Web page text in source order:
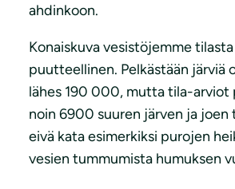
ahdinkoon.
Konaiskuva vesistöjemme
puutteellinen. Pelkästään järviä
lähes 190 000, mutta tila-arviot
noin 6900 suuren järven ja joen
eivä kata esimerkiksi purojen
vesien tummumista humuksen